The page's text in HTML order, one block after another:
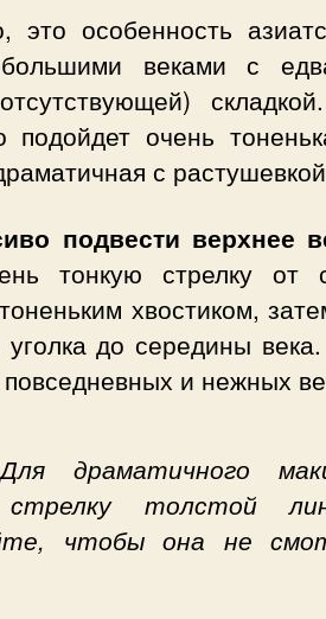
это особенность
веками с
подойдет очень
с
подвести верхнее
тонкую стрелку от
хвостиком,
уголка до середины
и нежных
Для драматичного
стрелку толстой
чтобы она не